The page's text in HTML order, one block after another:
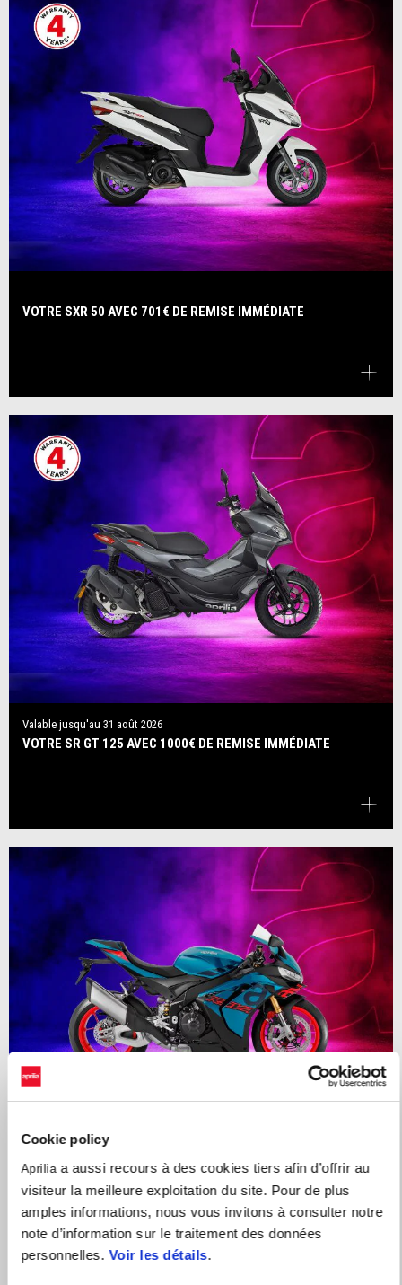
Cookie policy
Aprilia a aussi recours à des cookies tiers afin d’offrir au
visiteur la meilleure exploitation du site. Pour de plus
amples informations, nous vous invitons à consulter notre
note d’information sur le traitement des données
personnelles. Voir les détails.
VOTRE SXR 50 AVEC 701€ DE REMISE IMMÉDIATE
Valable jusqu'au 31 août 2026
VOTRE SR GT 125 AVEC 1000€ DE REMISE IMMÉDIATE
1 500€ D'ACCESSOIRES OFFERTS SUR LA GAMME RSV4